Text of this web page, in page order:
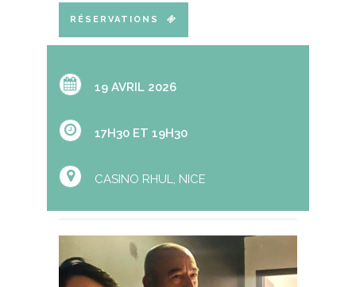
RÉSERVATIONS
19 AVRIL 2026
17H30 ET 19H30
CASINO RHUL, NICE